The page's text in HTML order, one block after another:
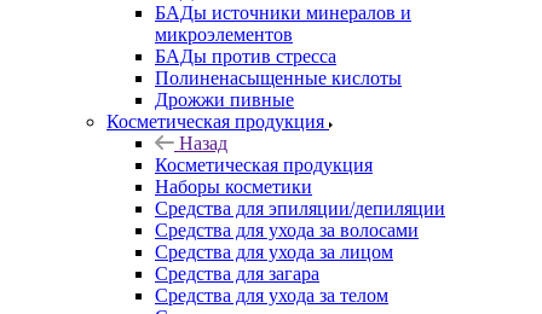
БАДы источники минералов и
микроэлементов
БАДы против стресса
Полиненасыщенные кислоты
Дрожжи пивные
Косметическая продукция
Назад
Косметическая продукция
Наборы косметики
Средства для эпиляции/депиляции
Средства для ухода за волосами
Средства для ухода за лицом
Средства для загара
Средства для ухода за телом